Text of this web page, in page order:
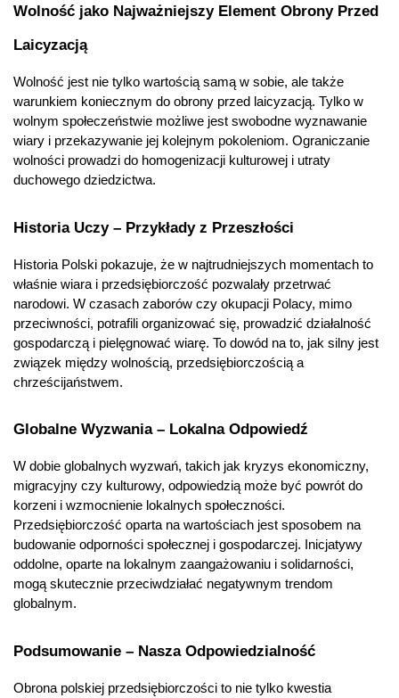
Wolność jako Najważniejszy Element Obrony Przed
Laicyzacją
Wolność jest nie tylko wartością samą w sobie, ale także
warunkiem koniecznym do obrony przed laicyzacją. Tylko w
wolnym społeczeństwie możliwe jest swobodne wyznawanie
wiary i przekazywanie jej kolejnym pokoleniom. Ograniczanie
wolności prowadzi do homogenizacji kulturowej i utraty
duchowego dziedzictwa.
Historia Uczy – Przykłady z Przeszłości
Historia Polski pokazuje, że w najtrudniejszych momentach to
właśnie wiara i przedsiębiorczość pozwalały przetrwać
narodowi. W czasach zaborów czy okupacji Polacy, mimo
przeciwności, potrafili organizować się, prowadzić działalność
gospodarczą i pielęgnować wiarę. To dowód na to, jak silny jest
związek między wolnością, przedsiębiorczością a
chrześcijaństwem.
Globalne Wyzwania – Lokalna Odpowiedź
W dobie globalnych wyzwań, takich jak kryzys ekonomiczny,
migracyjny czy kulturowy, odpowiedzią może być powrót do
korzeni i wzmocnienie lokalnych społeczności.
Przedsiębiorczość oparta na wartościach jest sposobem na
budowanie odporności społecznej i gospodarczej. Inicjatywy
oddolne, oparte na lokalnym zaangażowaniu i solidarności,
mogą skutecznie przeciwdziałać negatywnym trendom
globalnym.
Podsumowanie – Nasza Odpowiedzialność
Obrona polskiej przedsiębiorczości to nie tylko kwestia